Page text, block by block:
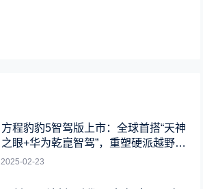
方程豹豹5智驾版上市：全球首搭“天神
之眼+华为乾崑智驾”，重塑硬派越野新
标杆
2025-02-23